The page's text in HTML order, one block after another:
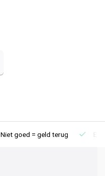
Niet goed = geld terug